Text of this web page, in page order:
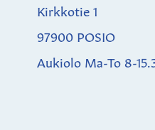
Kirkkotie 1
97900 POSIO
Aukiolo Ma-To 8-